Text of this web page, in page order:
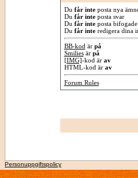
Du får inteposta nya
Du får inteposta svar
Du får inteposta
Du får interedigera dina
BB-kod är på
Smiliesär på
[IMG]-kod är av
HTML-kod är av
Forum Rules
Personuppgiftspolicy